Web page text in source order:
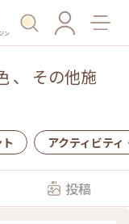
ン
、 その他施
アクティビティ
投稿